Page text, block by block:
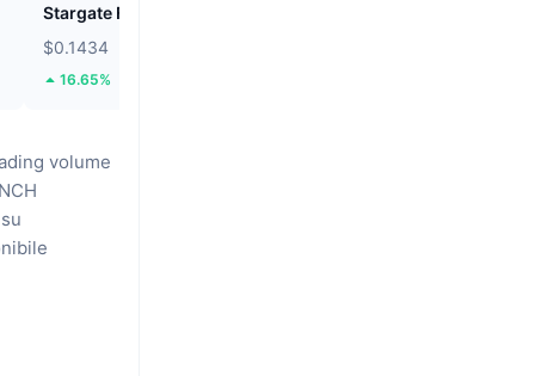
Stargate Finance
$0.1434
16.65%
volume